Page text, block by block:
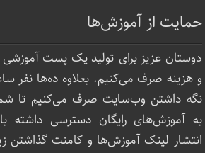
حمایت از آموزش‌ها
دوستان عزیز برای تولید یک پست
و هزینه صرف می‌کنیم. بعلاوه ده‌ها نفر
نگه داشتن وب‌سایت صرف ‌می‌کنیم تا
به آموزش‌های رایگان دسترسی داشته
انتشار لینک‌ آموزش‌ها و کامنت گذاشتن